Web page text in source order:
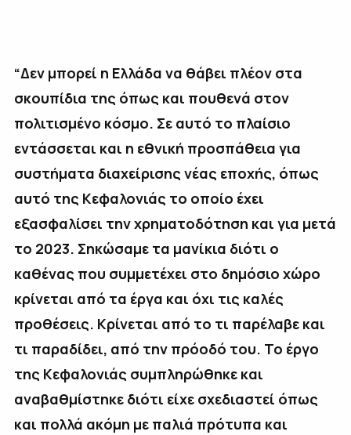
“Δεν μπορεί η Ελλάδα να θάβει πλέον στα
σκουπίδια της όπως και πουθενά στον
πολιτισμένο κόσμο. Σε αυτό το πλαίσιο
εντάσσεται και η εθνική προσπάθεια για
συστήματα διαχείρισης νέας εποχής, όπως
αυτό της Κεφαλονιάς το οποίο έχει
εξασφαλίσει την χρηματοδότηση και για μετά
το 2023. Σηκώσαμε τα μανίκια διότι ο
καθένας που συμμετέχει στο δημόσιο χώρο
κρίνεται από τα έργα και όχι τις καλές
προθέσεις. Κρίνεται από το τι παρέλαβε και
τι παραδίδει, από την πρόοδό του. Το έργο
της Κεφαλονιάς συμπληρώθηκε και
αναβαθμίστηκε διότι είχε σχεδιαστεί όπως
και πολλά ακόμη με παλιά πρότυπα και